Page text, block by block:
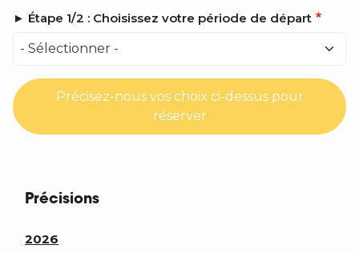
► Étape 1/2 : Choisissez votre période de départ
Précisez-nous vos choix ci-dessus pour
réserver
Précisions
2026